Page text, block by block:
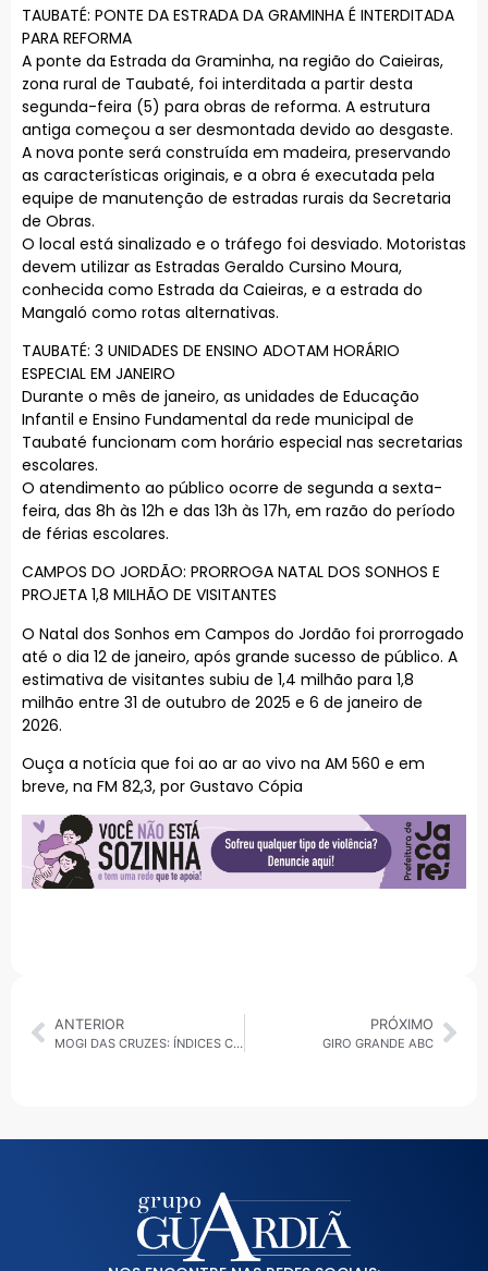
TAUBATÉ: PONTE DA ESTRADA DA GRAMINHA É INTERDITADA
PARA REFORMA
A ponte da Estrada da Graminha, na região do Caieiras,
zona rural de Taubaté, foi interditada a partir desta
segunda-feira (5) para obras de reforma. A estrutura
antiga começou a ser desmontada devido ao desgaste.
A nova ponte será construída em madeira, preservando
as características originais, e a obra é executada pela
equipe de manutenção de estradas rurais da Secretaria
de Obras.
O local está sinalizado e o tráfego foi desviado. Motoristas
devem utilizar as Estradas Geraldo Cursino Moura,
conhecida como Estrada da Caieiras, e a estrada do
Mangaló como rotas alternativas.
TAUBATÉ: 3 UNIDADES DE ENSINO ADOTAM HORÁRIO
ESPECIAL EM JANEIRO
Durante o mês de janeiro, as unidades de Educação
Infantil e Ensino Fundamental da rede municipal de
Taubaté funcionam com horário especial nas secretarias
escolares.
O atendimento ao público ocorre de segunda a sexta-
feira, das 8h às 12h e das 13h às 17h, em razão do período
de férias escolares.
CAMPOS DO JORDÃO: PRORROGA NATAL DOS SONHOS E
PROJETA 1,8 MILHÃO DE VISITANTES
O Natal dos Sonhos em Campos do Jordão foi prorrogado
até o dia 12 de janeiro, após grande sucesso de público. A
estimativa de visitantes subiu de 1,4 milhão para 1,8
milhão entre 31 de outubro de 2025 e 6 de janeiro de
2026.
Ouça a notícia que foi ao ar ao vivo na AM 560 e em
breve, na FM 82,3, por Gustavo Cópia
ANTERIOR
MOGI DAS CRUZES: ÍNDICES CRIMINAIS TÊM NOVA QUEDA NA CIDADE
PRÓXIMO
GIRO GRANDE ABC